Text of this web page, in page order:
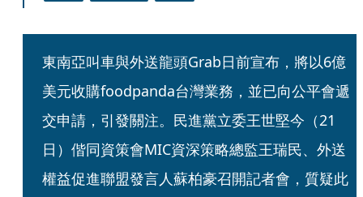
東南亞叫車與外送龍頭Grab日前宣布，將以6億
美元收購foodpanda台灣業務，並已向公平會遞
交申請，引發關注。民進黨立委王世堅今（21
日）偕同資策會MIC資深策略總監王瑞民、外送
權益促進聯盟發言人蘇柏豪召開記者會，質疑此